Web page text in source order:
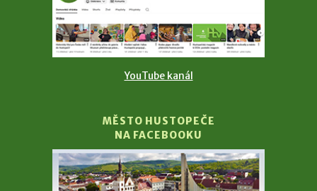
YouTube kanál
MĚSTO HUSTOPEČE
NA FACEBOOKU